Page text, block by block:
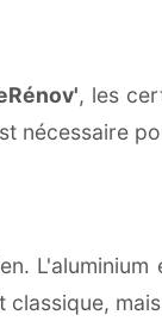
, les
nécessaire